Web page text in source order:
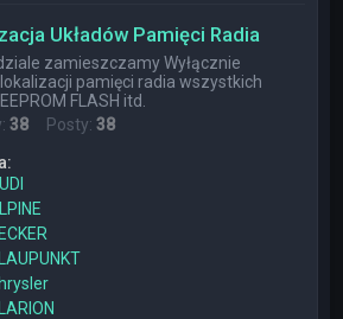
Układów Pamięci Radia
zamieszczamy Wyłącznie
pamięci radia wszystkich
FLASH itd.
38 Posty:38